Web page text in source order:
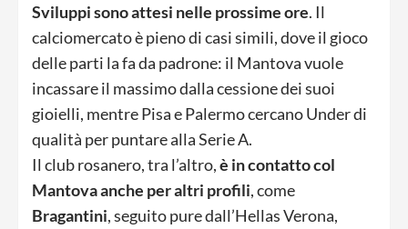
Sviluppi sono attesi nelle prossime ore. Il
calciomercato è pieno di casi simili, dove il gioco
delle parti la fa da padrone: il Mantova vuole
incassare il massimo dalla cessione dei suoi
gioielli, mentre Pisa e Palermo cercano Under di
qualità per puntare alla Serie A.
Il club rosanero, tra l’altro,è in contatto col
Mantova anche per altri profili, come
Bragantini, seguito pure dall’Hellas Verona,